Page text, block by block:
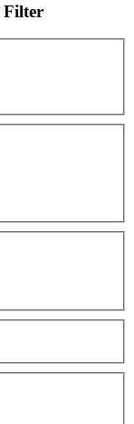
Filter